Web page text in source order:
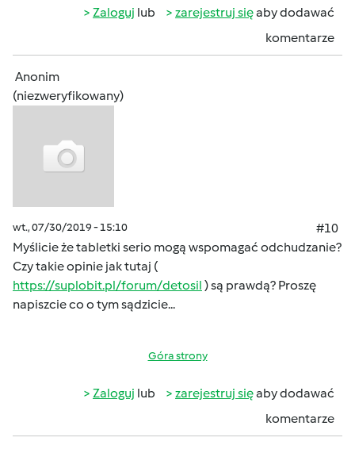
Zaloguj lub zarejestruj sięaby dodawać
komentarze
Anonim
(niezweryfikowany)
wt., 07/30/2019 - 15:10
#10
Myślicie że tabletki serio mogą wspomagać odchudzanie?
Czy takie opinie jak tutaj (
https://suplobit.pl/forum/detosil ) są prawdą? Proszę
napiszcie co o tym sądzicie...
Góra strony
Zaloguj lub zarejestruj sięaby dodawać
komentarze